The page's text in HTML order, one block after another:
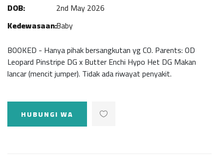
DOB:
2nd May 2026
Kedewasaan:Baby
BOOKED - Hanya pihak bersangkutan yg CO. Parents: OD
Leopard Pinstripe DG x Butter Enchi Hypo Het DG Makan
lancar (mencit jumper). Tidak ada riwayat penyakit.
HUBUNGI WA